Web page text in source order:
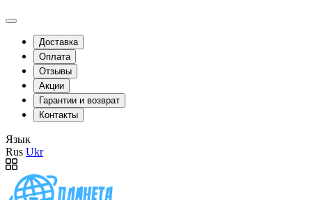
Доставка
Оплата
Отзывы
Акции
Гарантии и возврат
Контакты
Язык
Rus Ukr